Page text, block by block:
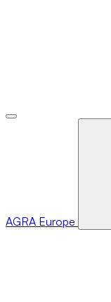
AGRA Europe